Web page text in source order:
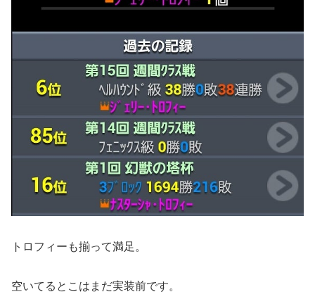
トロフィーも揃って満足。
空いてるとこはまだ実装前です。